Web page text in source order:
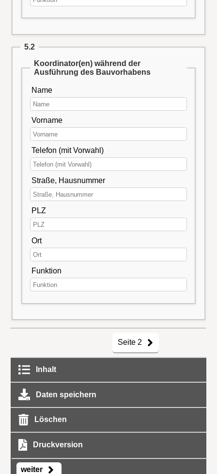
5.2
Koordinator(en) während der
Ausführung des Bauvorhabens
Name
Vorname
Telefon (mit Vorwahl)
Straße, Hausnummer
PLZ
Ort
Funktion
Seite 2
Inhalt
Daten speichern
Löschen
Druckversion
weiter